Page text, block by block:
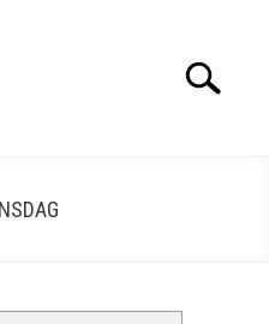
Search